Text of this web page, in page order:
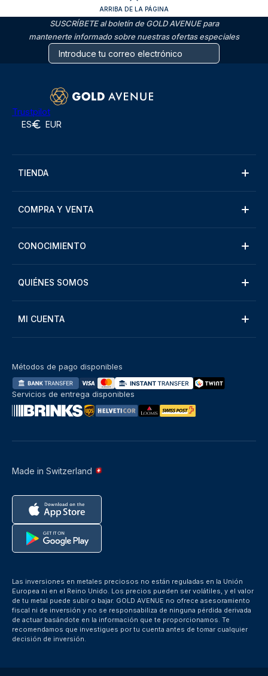
ARRIBA DE LA PÁGINA
SUSCRÍBETE al boletín de GOLD AVENUE para
mantenerte informado sobre nuestras ofertas especiales
Trustpilot
ES EUR
TIENDA
COMPRA Y VENTA
CONOCIMIENTO
QUIÉNES SOMOS
MI CUENTA
Made in Switzerland
Métodos de pago disponibles
Servicios de entrega disponibles
Las inversiones en metales preciosos no están reguladas en la Unión
Europea ni en el Reino Unido. Los precios pueden ser volátiles, y el valor
de tu metal puede subir o bajar. GOLD AVENUE no ofrece asesoramiento
fiscal ni de inversión y no se responsabiliza de ninguna pérdida derivada
de actuar basándote en la información que te proporcionamos. Te
recomendamos que investigues por tu cuenta antes de tomar cualquier
decisión de inversión.